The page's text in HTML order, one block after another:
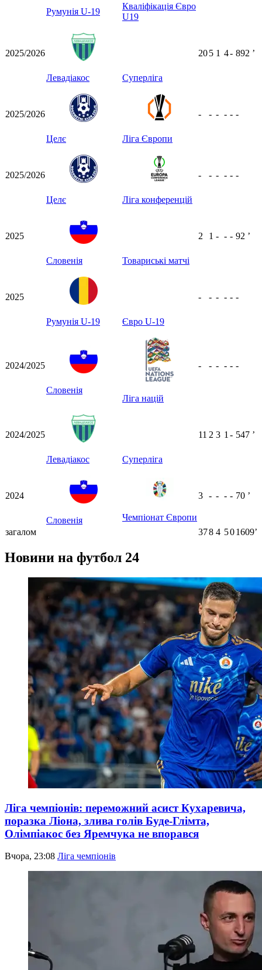
Румунія U-19
Кваліфікація Євро
U19
2025/2026
Левадіакос Суперліга
205 1 4- 892 ʼ
2025/2026
Целє Ліга Європи
- - - - - -
2025/2026
Целє Ліга конференцій
- - - - - -
2025
Словенія Товариські матчі
2 1 - - - 92 ʼ
2025
Румунія U-19 Євро U-19
- - - - - -
2024/2025
Словенія
Ліга націй
- - - - - -
2024/2025
Левадіакос Суперліга
11 2 3 1 - 547 ʼ
2024
Словенія Чемпіонат Європи
3 - - - - 70 ʼ
загалом 378 4 501609ʼ
Новини на футбол 24
Ліга чемпіонів: переможний асист Кухаревича,
поразка Ліона, злива голів Буде-Глімта,
Олімпіакос без Яремчука не впорався
Вчора, 23:08 Ліга чемпіонів